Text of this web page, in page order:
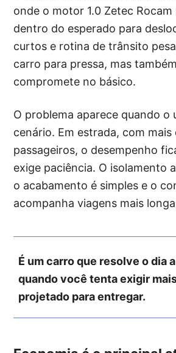
onde o motor 1.0 Zetec
dentro do esperado para
curtos e rotina de trânsito
carro para pressa, mas
compromete no básico.
O problema aparece quando o
cenário. Em estrada, com mais
passageiros, o desempenho
exige paciência. O isolamento
o acabamento é simples e o
acompanha viagens mais
É um carro que resolve o dia
quando você tenta exigir
projetado para entregar.